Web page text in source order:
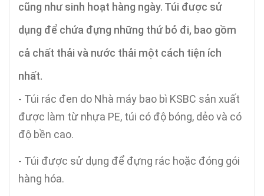
cũng như sinh hoạt hàng ngày. Túi được sử
dụng để chứa đựng những thứ bỏ đi, bao gồm
cả chất thải và nước thải một cách tiện ích
nhất.
- Túi rác đen do Nhà máy bao bì KSBC sản xuất
được làm từ nhựa PE, túi có độ bóng, dẻo và có
độ bền cao.
- Túi được sử dụng để đựng rác hoặc đóng gói
hàng hóa.